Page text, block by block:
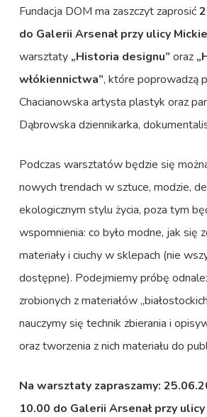
Fundacja DOM ma zaszczyt zaprosić
do Galerii Arsenał przy ulicy
warsztaty „Historia designu” oraz
włókiennictwa”, które poprowadzą
Chacianowska artysta plastyk oraz
Dąbrowska dziennikarka,
Podczas warsztatów będzie się
nowych trendach w sztuce, modzie,
ekologicznym stylu życia, poza tym
wspomnienia: co było modne, jak się
materiały i ciuchy w sklepach (nie
dostępne). Podejmiemy próbę
zrobionych z materiałów
nauczymy się technik zbierania i
oraz tworzenia z nich materiału do
Na warsztaty zapraszamy:
10.00 do Galerii Arsenał przy